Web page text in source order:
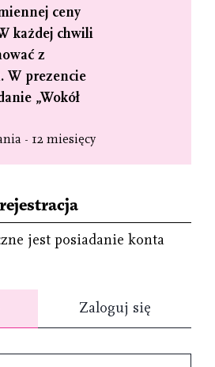
ceny
każdej chwili
z
W prezencie
„Wokół
- 12 miesięcy
jest posiadanie konta
Zaloguj się